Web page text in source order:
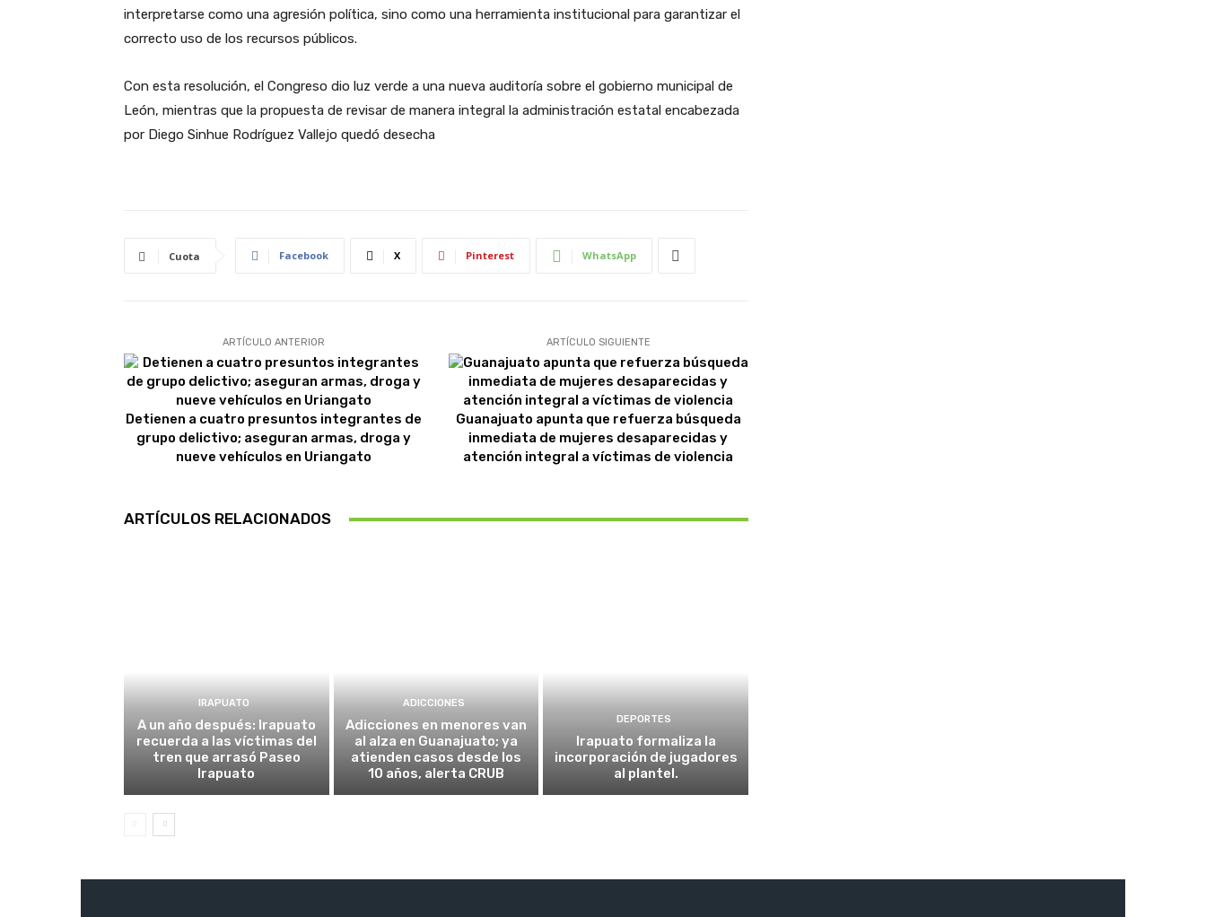
interpretarse como una agresión política, sino como una herramienta institucional para garantizar el
correcto uso de los recursos públicos.
Con esta resolución, el Congreso dio luz verde a una nueva auditoría sobre el gobierno municipal de
León, mientras que la propuesta de revisar de manera integral la administración estatal encabezada
por Diego Sinhue Rodríguez Vallejo quedó desecha
Cuota Facebook X Pinterest WhatsApp
ARTÍCULO ANTERIOR
Detienen a cuatro presuntos integrantes de
grupo delictivo; aseguran armas, droga y
nueve vehículos en Uriangato
ARTÍCULO SIGUIENTE
Guanajuato apunta que refuerza búsqueda
inmediata de mujeres desaparecidas y
atención integral a víctimas de violencia
ARTÍCULOS RELACIONADOS
IRAPUATO
A un año después: Irapuato
recuerda a las víctimas del
tren que arrasó Paseo
Irapuato
ADICCIONES
Adicciones en menores van
al alza en Guanajuato; ya
atienden casos desde los
10 años, alerta CRUB
DEPORTES
Irapuato formaliza la
incorporación de jugadores
al plantel.